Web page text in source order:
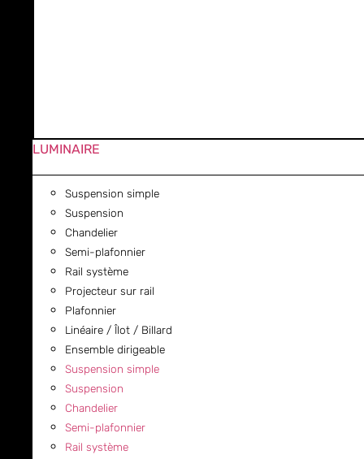
LUMINAIRE
Suspension simple
Suspension
Chandelier
Semi-plafonnier
Rail système
Projecteur sur rail
Plafonnier
Linéaire / Îlot / Billard
Ensemble dirigeable
Suspension simple
Suspension
Chandelier
Semi-plafonnier
Rail système